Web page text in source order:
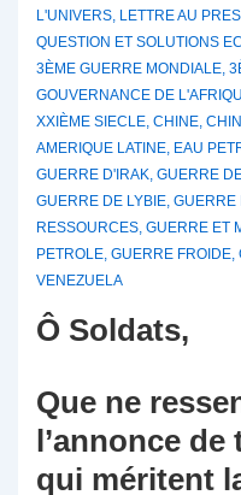
L'UNIVERS, LETTRE AU
QUESTION ET SOLUTIONS
3ÈME GUERRE MONDIALE,
GOUVERNANCE DE
XXIÈME SIECLE, CHINE,
AMERIQUE LATINE, EAU
GUERRE D'IRAK, GUERRE
GUERRE DE LYBIE, GUERRE
RESSOURCES, GUERRE ET
PETROLE, GUERRE FROIDE,
VENEZUELA
Ô Soldats,
Que ne
l’annonce
qui méritent